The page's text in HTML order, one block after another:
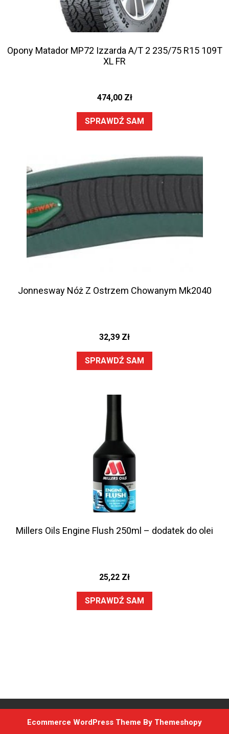
Opony Matador MP72 Izzarda A/T 2 235/75 R15 109T
XL FR
474,00 Zł
SPRAWDŹ SAM
Jonnesway Nóż Z Ostrzem Chowanym Mk2040
32,39 Zł
SPRAWDŹ SAM
Millers Oils Engine Flush 250ml – dodatek do olei
25,22 Zł
SPRAWDŹ SAM
Ecommerce WordPress Theme By Themeshopy